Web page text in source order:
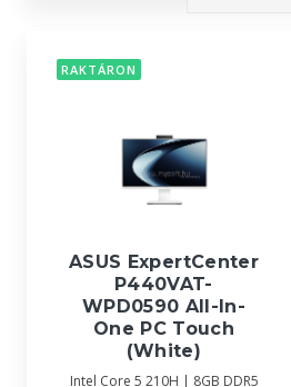
RAKTÁRON
ASUS ExpertCenter
P440VAT-
WPD0590 All-In-
One PC Touch
(White)
Intel Core 5 210H | 8GB DDR5